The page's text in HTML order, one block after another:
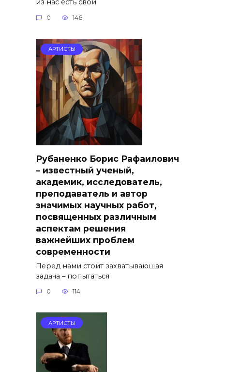
из нас есть свои
0 146
АРТИСТЫ
Рубаненко Борис Рафаилович
– известный ученый,
академик, исследователь,
преподаватель и автор
значимых научных работ,
посвященных различным
аспектам решения
важнейших проблем
современности
Перед нами стоит захватывающая
задача – попытаться
0 114
АРТИСТЫ